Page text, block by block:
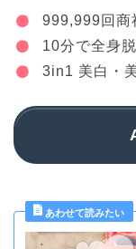
999,999回商
10分で全身
3in1 美白・